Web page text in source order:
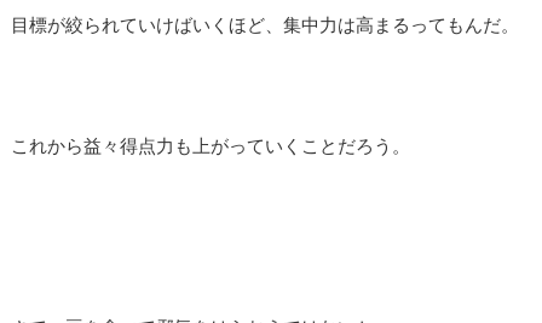
目標が絞られていけばいくほど、集中力は高まるってもんだ。
これから益々得点力も上がっていくことだろう。